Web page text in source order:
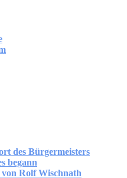
des Bürgermeisters
begann
Rolf Wischnath